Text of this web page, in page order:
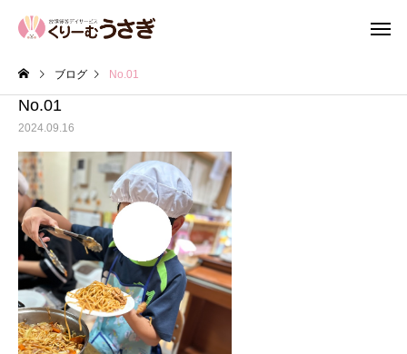
ブログ No.01
No.01
2024.09.16